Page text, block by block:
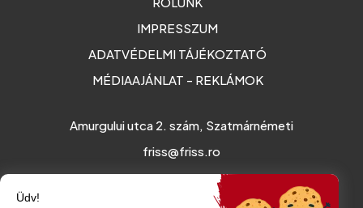
IMPRESSZUM
ADATVÉDELMI TÁJÉKOZTATÓ
MÉDIAAJÁNLAT - REKLÁMOK
Amurgului utca 2. szám, Szatmárnémeti
friss@friss.ro
Üdv!